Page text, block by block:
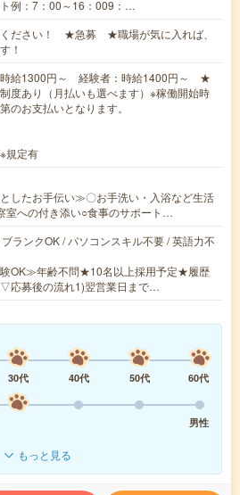
例：7：00～16：009：…
ください！ ★急募 ★職場が気に入れば、
！
時給1300円～ 経験者：時給1400円～ ★
度あり（月払いも選べます）※稼働開始時
のお支払いとなります。
規定有
したお手伝い≫〇お手洗い・入浴など生活
室への付き添い○食事のサポート…
ランクOK / パソコンスキル不要 / 英語力不
OK≫年齢不問★10名以上採用予定★履歴
応募後の流れ1)翌営業日まで…
30代 40代 50代
60代
男性
もっと見る